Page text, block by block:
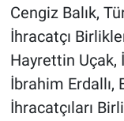
Cengiz Balık,
İhracatçı
Hayrettin Uçak,
İbrahim Erdallı,
İhracatçıları
Bölge